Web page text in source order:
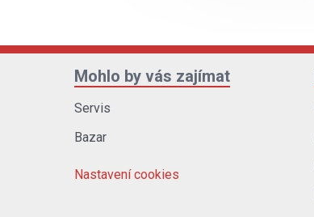
Mohlo by vás zajímat
Servis
Bazar
Nastavení cookies